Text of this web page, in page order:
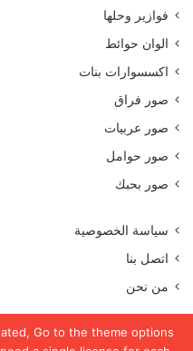
Go to the theme options
فوازير وحلها
الوان حوائط
اكسسوارات بنات
صور فراق
صور عربيات
صور حوامل
صور بحبك
سياسة الخصوصية
اتصل بنا
من نحن